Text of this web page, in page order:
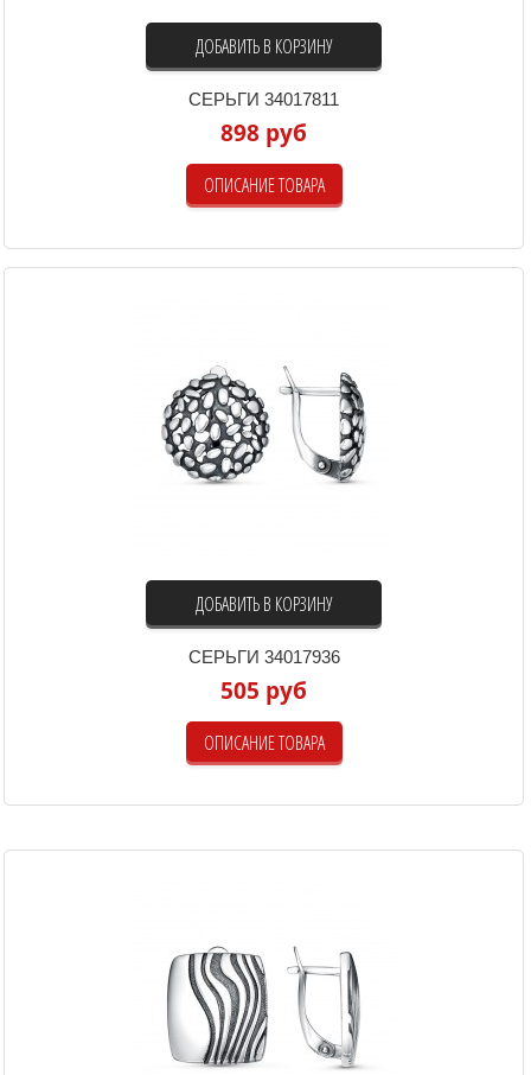
ДОБАВИТЬ В КОРЗИНУ
СЕРЬГИ 34017811
898 руб
ОПИСАНИЕ ТОВАРА
ДОБАВИТЬ В КОРЗИНУ
СЕРЬГИ 34017936
505 руб
ОПИСАНИЕ ТОВАРА